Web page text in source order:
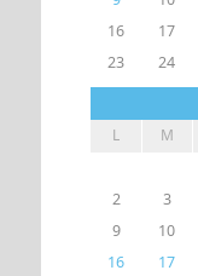
16
17
23
24
L
M
2
3
9
10
16
17